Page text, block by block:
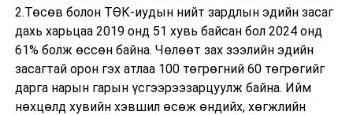
2.Төсөв болон ТӨК-иудын нийт зардлын эдийн засаг
дахь харьцаа 2019 онд 51 хувь байсан бол 2024 онд
61% болж өссөн байна. Чөлөөт зах зээлийн эдийн
засагтай орон гэх атлаа 100 төгрөгний 60 төгрөгийг
дарга нарын гарын үсгээрээзарцуулж байна. Ийм
нөхцөлд хувийн хэвшил өсөж өндийх, хөгжлийн